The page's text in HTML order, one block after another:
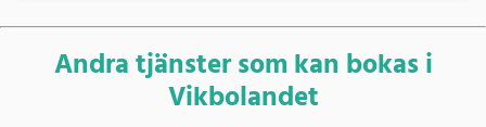
Andra tjänster som kan bokas i
Vikbolandet